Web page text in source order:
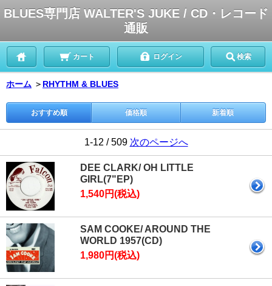
BLUES専門店 WALTER'S JUKE / CD・レコード
通販
カート ログイン 検索
ホーム ＞ RHYTHM & BLUES
おすすめ順 価格順 新着順
1-12 / 509 次のページへ
DEE CLARK/ OH LITTLE
GIRL(7"EP)
1,540円(税込)
SAM COOKE/ AROUND THE
WORLD 1957(CD)
1,980円(税込)